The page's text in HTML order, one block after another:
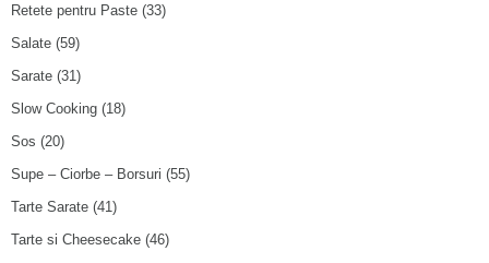
Retete pentru Paste (33)
Salate (59)
Sarate (31)
Slow Cooking (18)
Sos (20)
Supe – Ciorbe – Borsuri (55)
Tarte Sarate (41)
Tarte si Cheesecake (46)